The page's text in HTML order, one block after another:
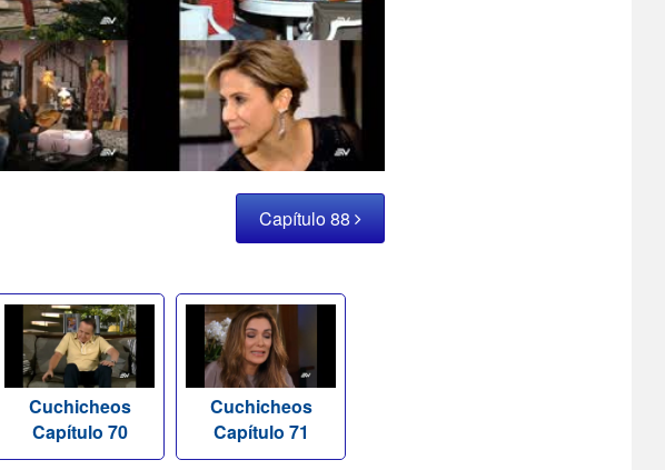
Capítulo 88
Cuchicheos
Capítulo 70
Cuchicheos
Capítulo 71